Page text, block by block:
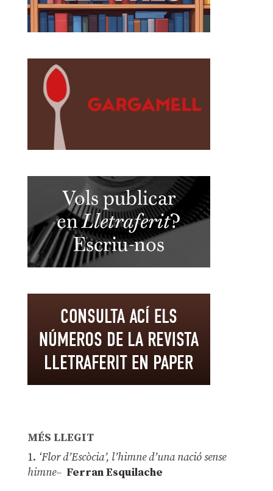
MÉS LLEGIT
1. ‘Flor d’Escòcia’, l’himne d’una nació sense
himne– Ferran Esquilache